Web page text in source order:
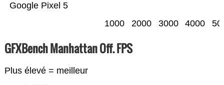
Google Pixel 5
1000 2000 3000 4000
GFXBench Manhattan Off. FPS
Plus élevé = meilleur